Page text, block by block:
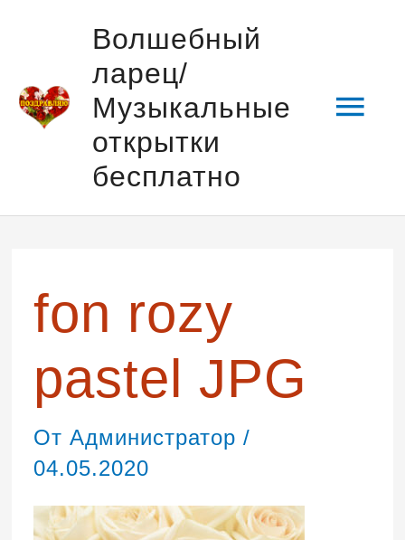
содержимому
Волшебный
ларец/
Музыкальные
открытки
бесплатно
fon rozy
pastel JPG
От Администратор /
04.05.2020